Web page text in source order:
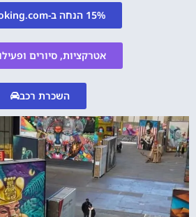
15% הנחה ב-Booking.com
אטרקציות, סיורים
השכרת רכב